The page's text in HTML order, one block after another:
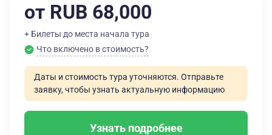
от RUB 68,000
+ Билеты до места начала тура
Что включено в стоимость?
Даты и стоимость тура уточняются. Отправьте
заявку, чтобы узнать актуальную информацию
Узнать подробнее